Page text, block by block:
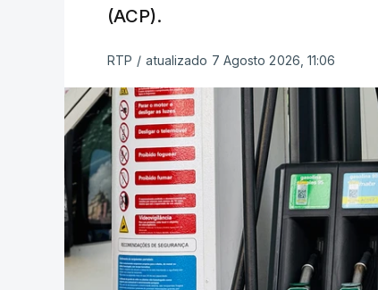
(ACP).
RTP / atualizado 7 Agosto 2026, 11:06